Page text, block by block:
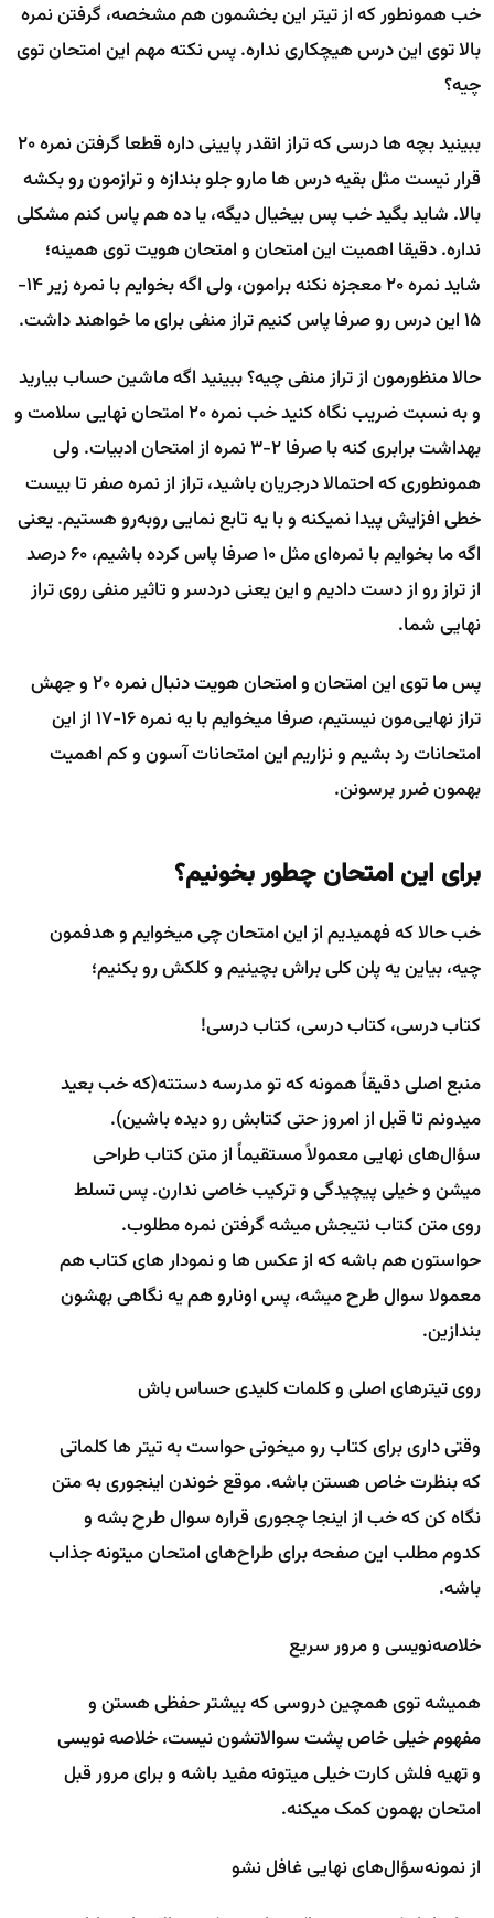
خب همونطور که از تیتر این بخشمون هم مشخصه، گرفتن نمره
بالا توی این درس هیچکاری نداره. پس نکته مهم این امتحان توی
چیه؟
ببینید بچه ها درسی که تراز انقدر پایینی داره قطعا گرفتن نمره 20
قرار نیست مثل بقیه درس ها مارو جلو بندازه و ترازمون رو بکشه
بالا. شاید بگید خب پس بیخیال دیگه، یا ده هم پاس کنم مشکلی
نداره. دقیقا اهمیت این امتحان و امتحان هویت توی همینه؛
شاید نمره 20 معجزه نکنه برامون، ولی اگه بخوایم با نمره زیر 14-
15 این درس رو صرفا پاس کنیم تراز منفی برای ما خواهند داشت.
حالا منظورمون از تراز منفی چیه؟ ببینید اگه ماشین حساب بیارید
و به نسبت ضریب نگاه کنید خب نمره 20 امتحان نهایی سلامت و
بهداشت برابری کنه با صرفا 2-3 نمره از امتحان ادبیات. ولی
همونطوری که احتمالا درجریان باشید، تراز از نمره صفر تا بیست
خطی افزایش پیدا نمیکنه و با یه تابع نمایی روبه‌رو هستیم. یعنی
اگه ما بخوایم با نمره‌ای مثل 10 صرفا پاس کرده باشیم، 60 درصد
از تراز رو از دست دادیم و این یعنی دردسر و تاثیر منفی روی تراز
نهایی شما.
پس ما توی این امتحان و امتحان هویت دنبال نمره 20 و جهش
تراز نهایی‌مون نیستیم، صرفا میخوایم با یه نمره 16-17 از این
امتحانات رد بشیم و نزاریم این امتحانات آسون و کم اهمیت
بهمون ضرر برسونن.
برای این امتحان چطور بخونیم؟
خب حالا که فهمیدیم از این امتحان چی میخوایم و هدفمون
چیه، بیاین یه پلن کلی براش بچینیم و کلکش رو بکنیم؛
کتاب درسی، کتاب درسی، کتاب درسی!
منبع اصلی دقیقاً همونه که تو مدرسه دستته(که خب بعید
میدونم تا قبل از امروز حتی کتابش رو دیده باشین).
سؤال‌های نهایی معمولاً مستقیماً از متن کتاب طراحی
میشن و خیلی پیچیدگی و ترکیب خاصی ندارن. پس تسلط
روی متن کتاب نتیجش میشه گرفتن نمره مطلوب.
حواستون هم باشه که از عکس ها و نمودار های کتاب هم
معمولا سوال طرح میشه، پس اونارو هم یه نگاهی بهشون
بندازین.
روی تیترهای اصلی و کلمات کلیدی حساس باش
وقتی داری برای کتاب رو میخونی حواست به تیتر ها کلماتی
که بنظرت خاص هستن باشه. موقع خوندن اینجوری به متن
نگاه کن که خب از اینجا چجوری قراره سوال طرح بشه و
کدوم مطلب این صفحه برای طراح‌های امتحان میتونه جذاب
باشه.
خلاصه‌نویسی و مرور سریع
همیشه توی همچین دروسی که بیشتر حفظی هستن و
مفهوم خیلی خاص پشت سوالاتشون نیست، خلاصه نویسی
و تهیه فلش کارت خیلی میتونه مفید باشه و برای مرور قبل
امتحان بهمون کمک میکنه.
از نمونه‌سؤال‌های نهایی غافل نشو